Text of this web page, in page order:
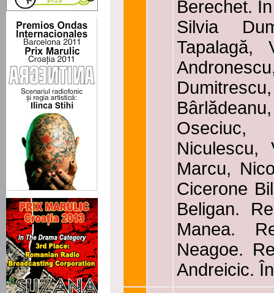
Berechet.
Silvia
Tapalagă,
Oseciuc,
Niculescu,
Marcu,
Cicerone
Beligan.
Manea.
Neagoe.
Andreicic.